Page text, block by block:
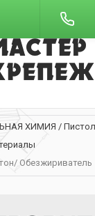
ХИМИЯ /
Обезжириватель